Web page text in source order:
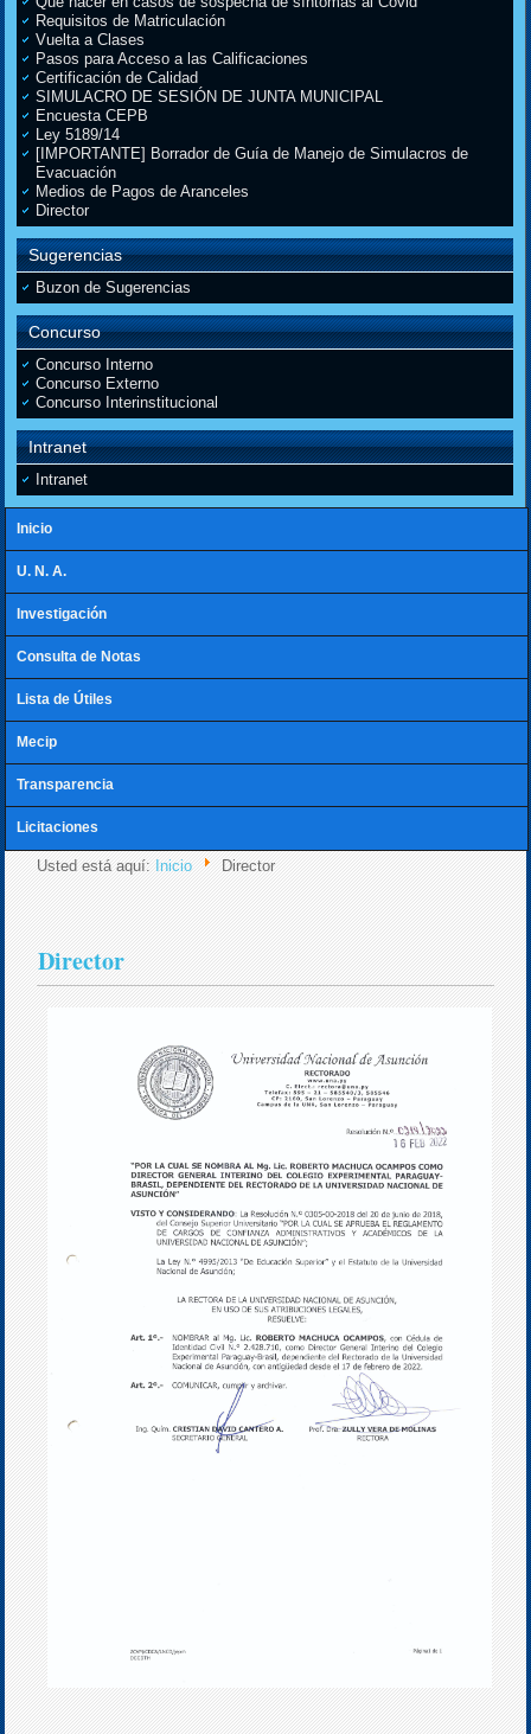
Requisitos de Matriculación
Vuelta a Clases
Pasos para Acceso a las Calificaciones
Certificación de Calidad
SIMULACRO DE SESIÓN DE JUNTA MUNICIPAL
Encuesta CEPB
Ley 5189/14
[IMPORTANTE] Borrador de Guía de Manejo de Simulacros de
Evacuación
Medios de Pagos de Aranceles
Director
Sugerencias
Buzon de Sugerencias
Concurso
Concurso Interno
Concurso Externo
Concurso Interinstitucional
Intranet
Intranet
Inicio
U. N. A.
Investigación
Consulta de Notas
Lista de Útiles
Mecip
Transparencia
Licitaciones
Usted está aquí: Inicio Director
Director